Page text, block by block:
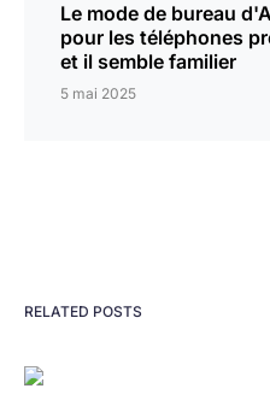
Le mode de bureau
pour les téléphones
et il semble familier
5 mai 2025
RELATED POSTS